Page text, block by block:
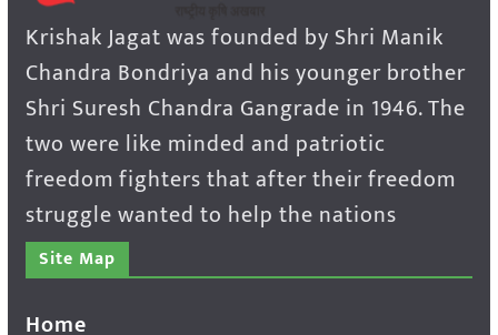
Krishak Jagat was founded by Shri Manik
Chandra Bondriya and his younger brother
Shri Suresh Chandra Gangrade in 1946. The
two were like minded and patriotic
freedom fighters that after their freedom
struggle wanted to help the nations
Site Map
Home